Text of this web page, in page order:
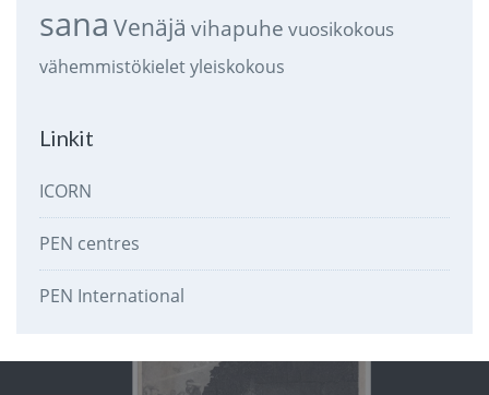
sana Venäjä vihapuhe vuosikokous
vähemmistökieletyleiskokous
Linkit
ICORN
PEN centres
PEN International